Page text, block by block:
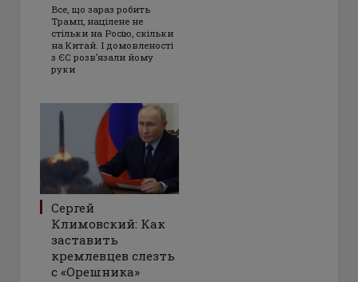
Все, що зараз робить
Трамп, націлене не
стільки на Росію, скільки
на Китай. І домовленості
з ЄС розвʼязали йому
руки
Сергей
Климовский: Как
заставить
кремлевцев слезть
с «Орешника»